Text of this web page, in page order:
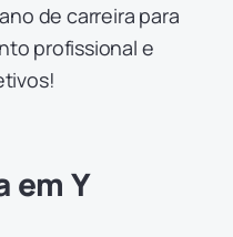
de carreira para
profissional e
em Y